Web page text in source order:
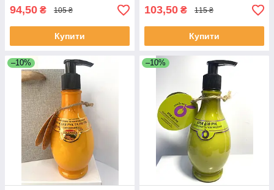
94,50 ₴ 105 ₴
Купити
103,50 ₴ 115 ₴
Купити
–10% –10%